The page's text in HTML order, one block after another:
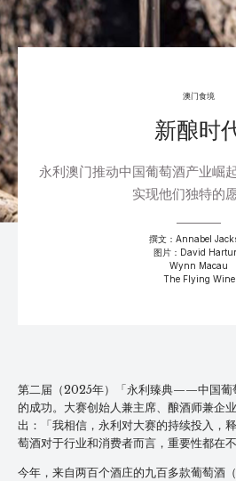
澳门食境
新酿时
永利澳门推动中国葡萄酒产业崛
实现他们独特的愿
撰文：Annabel
图片：David
Wynn Macau
The Flying Wine
第二届（2025年）「永利臻典——中国葡
的成功。大赛创始人兼主席、酿酒师兼
出：「我相信，永利对大赛的持续投入，
萄酒对于行业和消费者而言，重要性都在不
今年，来自两百个酒庄的九百多款葡萄酒